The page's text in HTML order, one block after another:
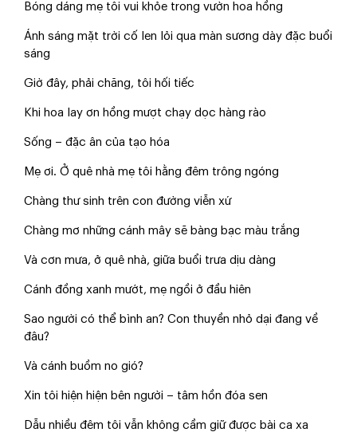
Bóng dáng mẹ tôi vui khỏe trong vườn hoa hồng
Ánh sáng mặt trời cố len lỏi qua màn sương dày đặc buổi
sáng
Giờ đây, phải chăng, tôi hối tiếc
Khi hoa lay ơn hồng mượt chạy dọc hàng rào
Sống – đặc ân của tạo hóa
Mẹ ơi. Ở quê nhà mẹ tôi hằng đêm trông ngóng
Chàng thư sinh trên con đường viễn xứ
Chàng mơ những cánh mây sẽ bàng bạc màu trắng
Và cơn mưa, ở quê nhà, giữa buổi trưa dịu dàng
Cánh đồng xanh mướt, mẹ ngồi ở đầu hiên
Sao người có thể bình an? Con thuyền nhỏ dại đang về
đâu?
Và cánh buồm no gió?
Xin tôi hiện hiện bên người – tâm hồn đóa sen
Dẫu nhiều đêm tôi vẫn không cầm giữ được bài ca xa